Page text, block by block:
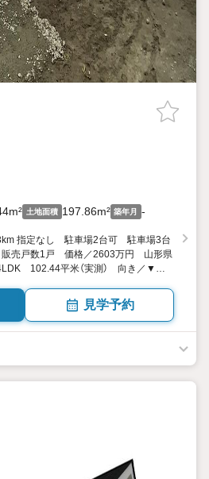
土地面積 197.86m² 築年月 -
指定なし 駐車場2台可 駐車場3台
売戸数1戸 価格／2603万円 山形県
102.44平米（実測） 向き／▼未
見学予約